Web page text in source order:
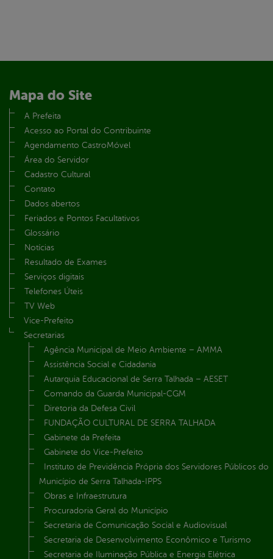
Mapa do Site
A Prefeita
Acesso ao Portal do Contribuinte
Agendamento CastroMóvel
Área do Servidor
Cadastro Cultural
Contato
Dados abertos
Feriados e Pontos Facultativos
Glossário
Notícias
Resultado de Exames
Serviços digitais
Telefones Úteis
TV Web
Vice-Prefeito
Secretarias
Agência Municipal de Meio Ambiente – AMMA
Assistência Social e Cidadania
Autarquia Educacional de Serra Talhada – AESET
Comando da Guarda Municipal-CGM
Diretoria da Defesa Civil
FUNDAÇÃO CULTURAL DE SERRA TALHADA
Gabinete da Prefeita
Gabinete do Vice-Prefeito
Instituto de Previdência Própria dos Servidores Públicos do
Município de Serra Talhada-IPPS
Obras e Infraestrutura
Procuradoria Geral do Município
Secretaria de Comunicação Social e Audiovisual
Secretaria de Desenvolvimento Econômico e Turismo
Secretaria de Iluminação Pública e Energia Elétrica